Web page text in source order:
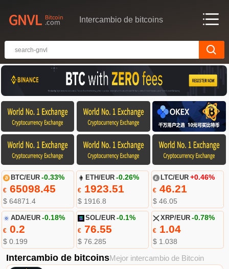
Intercambio de bitcoins
BTC/EUR -0.33%
€65098.45
$ 64871.4
ETH/EUR -0.26%
€ 1923.51
$ 1916.8
LTC/EUR +0.46%
€46.21
$ 46.05
ADA/EUR -0.18%
€0.2
$ 0.199
SOL/EUR -0.1%
€ 76.55
$ 76.285
XRP/EUR -0.78%
€1.04
$ 1.038
Intercambio de bitcoinsMejor intercambio de Bitcoin